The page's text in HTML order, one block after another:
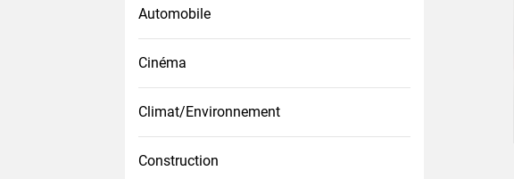
Automobile
Cinéma
Climat/Environnement
Construction